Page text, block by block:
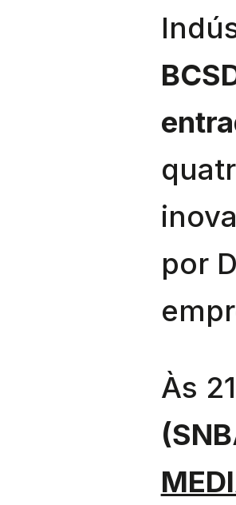
por
Às